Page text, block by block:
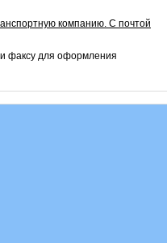
компанию. С почтой
факсу для оформления